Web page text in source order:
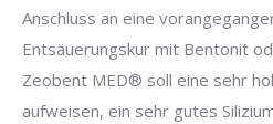
Anschluss an eine
Entsäuerungskur mit Bentonit
Zeobent MED® soll eine sehr
aufweisen, ein sehr gutes